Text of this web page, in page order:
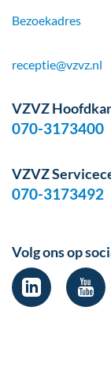
Bezoekadres
receptie@vzvz.nl
VZVZ
070-3173400
VZVZ
070-3173492
Volg ons op